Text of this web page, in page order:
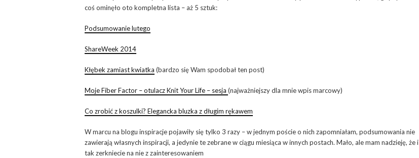
coś ominęło oto kompletna lista – aż 5 sztuk:
Podsumowanie lutego
ShareWeek 2014
Kłębek zamiast kwiatka (bardzo się Wam spodobał ten post)
Moje Fiber Factor – otulacz Knit Your Life – sesja (najważniejszy dla mnie wpis marcowy)
Co zrobić z koszulki? Elegancka bluzka z długim rękawem
W marcu na blogu inspiracje pojawiły się tylko 3 razy – w jednym poście o nich zapomniałam, podsumowania nie
zawierają własnych inspiracji, a jedynie te zebrane w ciągu miesiąca w innych postach. Mało, ale mam nadzieję, że i
tak zerkniecie na nie z zainteresowaniem